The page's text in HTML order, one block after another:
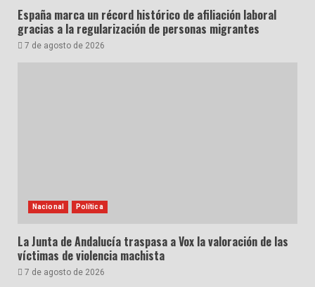
España marca un récord histórico de afiliación laboral
gracias a la regularización de personas migrantes
7 de agosto de 2026
Nacional Política
La Junta de Andalucía traspasa a Vox la valoración de las
víctimas de violencia machista
7 de agosto de 2026